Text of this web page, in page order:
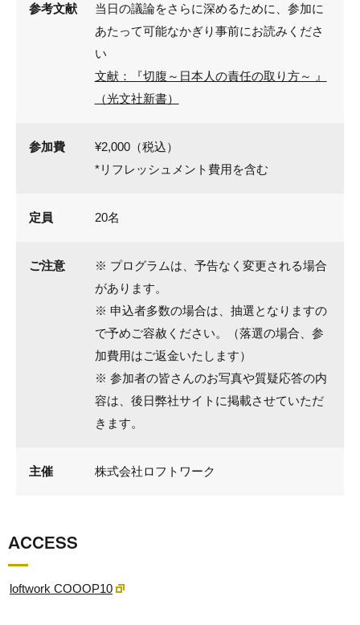
参考文献
当日の議論をさらに深めるために、参加に
あたって可能なかぎり事前にお読みくださ
い
文献：『切腹～日本人の責任の取り方～ 』
（光文社新書）
参加費
¥2,000（税込）
*リフレッシュメント費用を含む
定員 20名
ご注意
※ プログラムは、予告なく変更される場合
があります。
※ 申込者多数の場合は、抽選となりますの
で予めご容赦ください。（落選の場合、参
加費用はご返金いたします）
※ 参加者の皆さんのお写真や質疑応答の内
容は、後日弊社サイトに掲載させていただ
きます。
主催 株式会社ロフトワーク
ACCESS
loftwork COOOP10